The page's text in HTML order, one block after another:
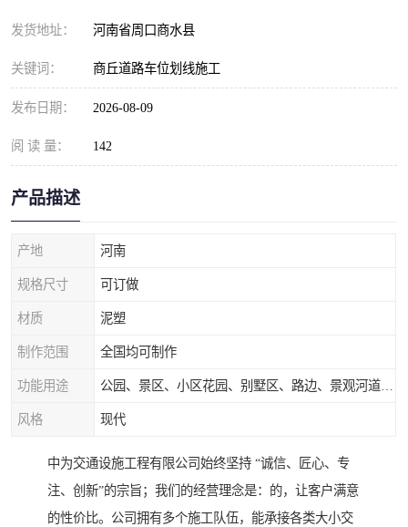
发货地址： 河南省周口商水县
关键词： 商丘道路车位划线施工
发布日期： 2026-08-09
阅 读 量： 142
产品描述
产地 河南
规格尺寸 可订做
材质 泥塑
制作范围 全国均可制作
功能用途
风格 现代
中为交通设施工程有限公司始终坚持 “诚信、匠心、专
注、创新”的宗旨；我们的经营理念是：的，让客户满意
的性价比。公司拥有多个施工队伍，能承接各类大小交